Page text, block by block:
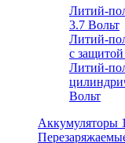
Литий-
3.7 Вольт
Литий-
с защитой
Литий-
Вольт
Аккумуляторы